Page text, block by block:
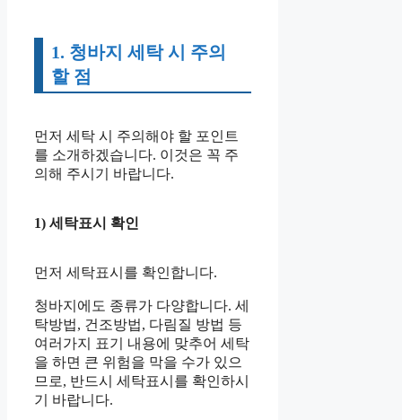
1. 청바지 세탁 시 주의
할 점
먼저 세탁 시 주의해야 할 포인트
를 소개하겠습니다. 이것은 꼭 주
의해 주시기 바랍니다.
1) 세탁표시 확인
먼저 세탁표시를 확인합니다.
청바지에도 종류가 다양합니다. 세
탁방법, 건조방법, 다림질 방법 등
여러가지 표기 내용에 맞추어 세탁
을 하면 큰 위험을 막을 수가 있으
므로, 반드시 세탁표시를 확인하시
기 바랍니다.